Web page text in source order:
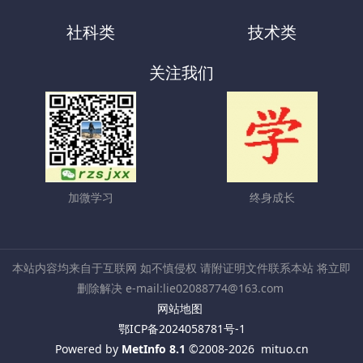
社科类
技术类
关注我们
加微学习 终身成长
本站内容均来自于互联网 如不慎侵权 请附证明文件联系本站 将立即
删除解决 e-mail:lie02088774@163.com
网站地图
鄂ICP备2024058781号-1
Powered by MetInfo 8.1 ©2008-2026 mituo.cn